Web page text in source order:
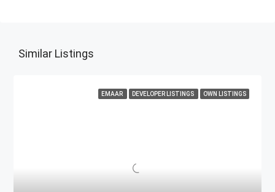
Similar Listings
EMAAR DEVELOPER LISTINGS OWN LISTINGS